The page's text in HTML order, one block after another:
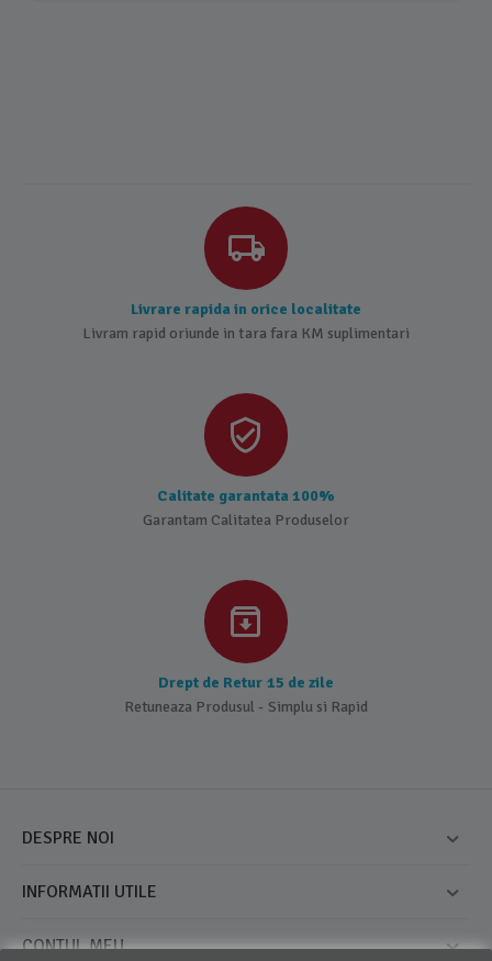
Livrare rapida in orice localitate
Livram rapid oriunde in tara fara KM suplimentari
Calitate garantata 100%
Garantam Calitatea Produselor
Drept de Retur 15 de zile
Retuneaza Produsul - Simplu si Rapid
DESPRE NOI
INFORMATII UTILE
CONTUL MEU